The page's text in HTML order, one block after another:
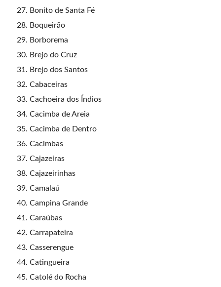
Bonito de Santa Fé
Boqueirão
Borborema
Brejo do Cruz
Brejo dos Santos
Cabaceiras
Cachoeira dos Índios
Cacimba de Areia
Cacimba de Dentro
Cacimbas
Cajazeiras
Cajazeirinhas
Camalaú
Campina Grande
Caraúbas
Carrapateira
Casserengue
Catingueira
Catolé do Rocha